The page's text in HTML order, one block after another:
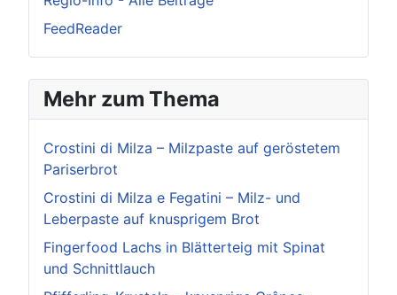
FeedReader
Mehr zum Thema
Crostini di Milza – Milzpaste auf geröstetem
Pariserbrot
Crostini di Milza e Fegatini – Milz- und
Leberpaste auf knusprigem Brot
Fingerfood Lachs in Blätterteig mit Spinat
und Schnittlauch